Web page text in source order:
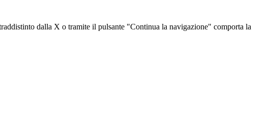
dalla X o tramite il pulsante "Continua la navigazione" comporta la